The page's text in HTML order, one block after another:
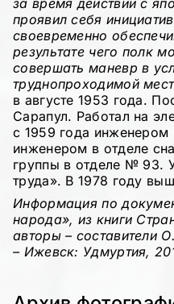
за время действий с
проявил себя
своевременно
результате чего полк
совершать маневр в
труднопроходимой
в августе 1953 года.
Сарапул. Работал на
с 1959 года
инженером в отделе
группы в отделе № 93.
труда». В 1978 году
Информация по
народа», из книги
авторы – составители
– Ижевск: Удмуртия,